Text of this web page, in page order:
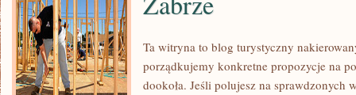
Ta witryna to blog turystyczny
porządkujemy konkretne propozycje na
dookoła. Jeśli polujesz na sprawdzonych